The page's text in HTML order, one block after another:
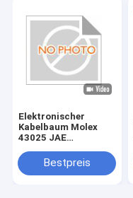
Elektronischer
Kabelbaum Molex
43025 JAE
Verbindungsstück
Bestpreis